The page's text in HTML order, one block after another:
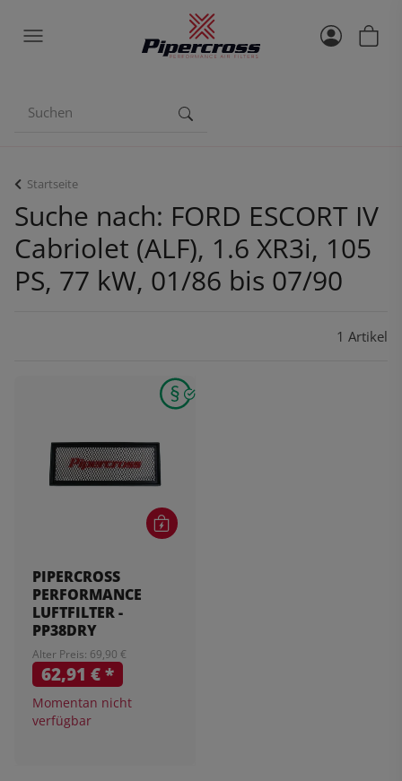
Startseite
Suche nach: FORD ESCORT IV
Cabriolet (ALF), 1.6 XR3i, 105
PS, 77 kW, 01/86 bis 07/90
1 Artikel
PIPERCROSS
PERFORMANCE
LUFTFILTER -
PP38DRY
Alter Preis: 69,90 €
62,91 €*
Momentan nicht
verfügbar